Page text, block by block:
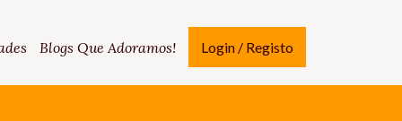
Blogs Que Adoramos! Login / Registo